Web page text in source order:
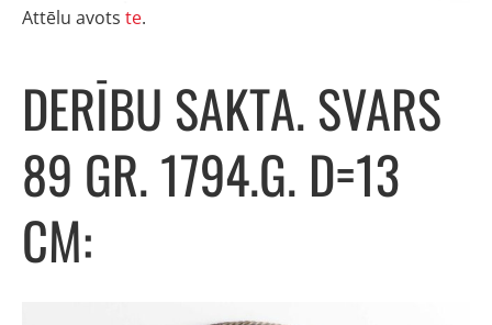
Attēlu avots te.
DERĪBU SAKTA. SVARS
89 GR. 1794.G. D=13
CM: